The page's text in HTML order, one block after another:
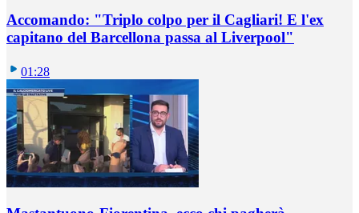
Accomando: "Triplo colpo per il Cagliari! E l'ex
capitano del Barcellona passa al Liverpool"
01:28